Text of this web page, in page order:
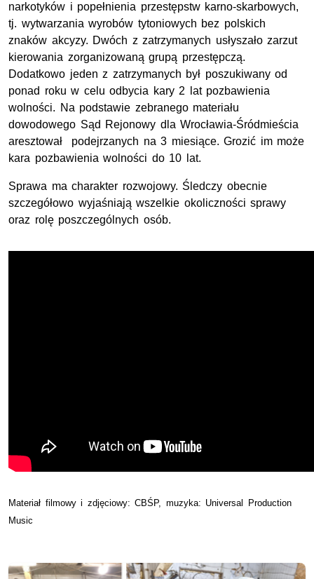
narkotyków i popełnienia przestępstw karno-skarbowych,
tj. wytwarzania wyrobów tytoniowych bez polskich
znaków akcyzy. Dwóch z zatrzymanych usłyszało zarzut
kierowania zorganizowaną grupą przestępczą.
Dodatkowo jeden z zatrzymanych był poszukiwany od
ponad roku w celu odbycia kary 2 lat pozbawienia
wolności. Na podstawie zebranego materiału
dowodowego Sąd Rejonowy dla Wrocławia-Śródmieścia
aresztował podejrzanych na 3 miesiące. Grozić im może
kara pozbawienia wolności do 10 lat.
Sprawa ma charakter rozwojowy. Śledczy obecnie
szczegółowo wyjaśniają wszelkie okoliczności sprawy
oraz rolę poszczególnych osób.
Materiał filmowy i zdjęciowy: CBŚP, muzyka: Universal Production
Music